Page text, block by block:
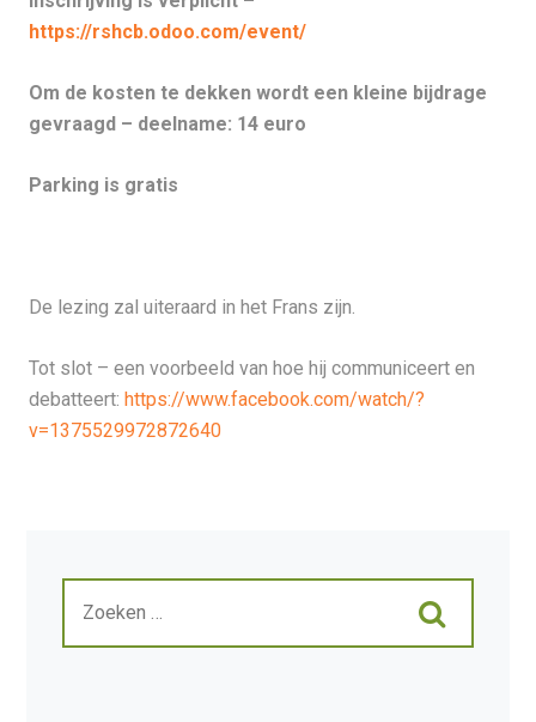
https://rshcb.odoo.com/event/
Om de kosten te dekken wordt een kleine bijdrage
gevraagd – deelname: 14 euro
Parking is gratis
De lezing zal uiteraard in het Frans zijn.
Tot slot – een voorbeeld van hoe hij communiceert en
debatteert: https://www.facebook.com/watch/?
v=1375529972872640